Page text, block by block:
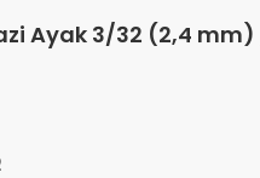
Ayak 3/32 (2,4 mm)